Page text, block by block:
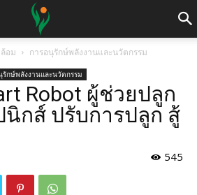
อม การอนุรักษ์พลังงานและนวัตกรรม
รักษ์พลังงานและนวัตกรรม
Robot ผู้ช่วยปลูก
นิกส์ ปรับการปลูก สู้
545